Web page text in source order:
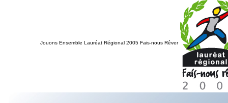
Jouons Ensemble Lauréat Régional 2005 Fais-nous Rêver